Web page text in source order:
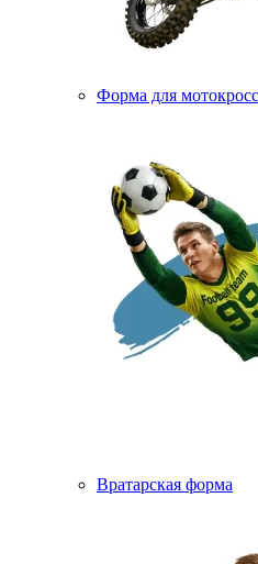
Форма для
Вратарская форма